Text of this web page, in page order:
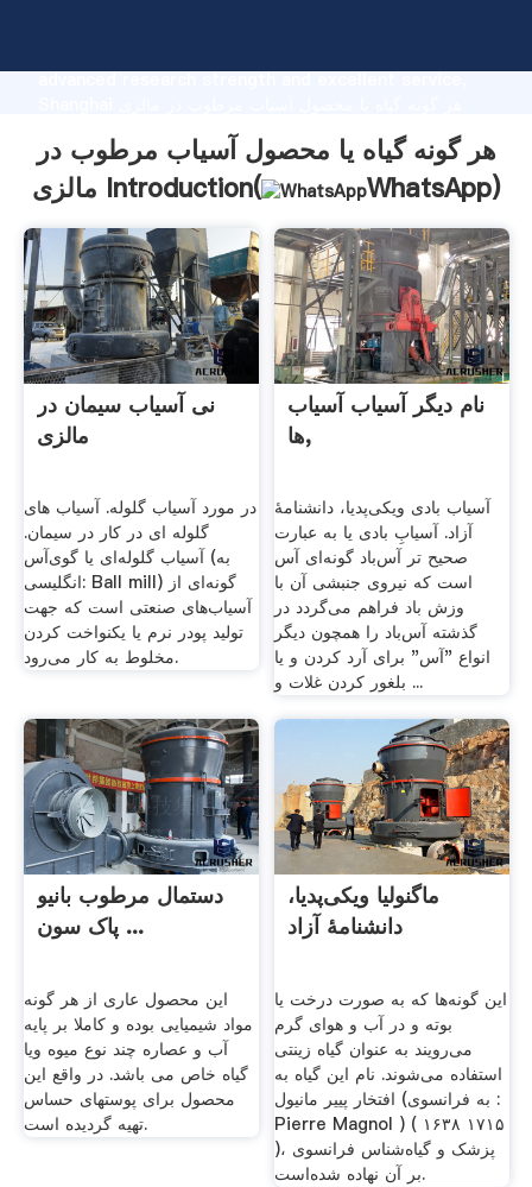
advanced research strength and excellent service,
supplier create the value and bring values to all of
customers.
هر گونه گیاه یا محصول آسیاب مرطوب در
مالزی Introduction(
WhatsApp)
نی آسیاب سیمان در
مالزی
در مورد آسیاب گلوله. آسیاب های
گلوله ای در کار در سیمان.
آسیاب گلوله‌ای یا گوی‌آس (به
انگلیسی: Ball mill) گونه‌ای از
آسیاب‌های صنعتی است که جهت
تولید پودر نرم یا یکنواخت کردن
مخلوط به کار می‌رود.
نام دیگر آسیاب آسیاب
ها,
آسیاب بادی ویکی‌پدیا، دانشنامهٔ
آزاد. آسیابِ بادی یا به عبارت
صحیح تر آس‌باد گونه‌ای آس
است که نیروی جنبشی آن با
وزش باد فراهم می‌گردد در
گذشته آس‌باد را همچون دیگر
انواع "آس" برای آرد کردن و یا
بلغور کردن غلات و ...
دستمال مرطوب بانیو
پاک سون ...
این محصول عاری از هر گونه
مواد شیمیایی بوده و کاملا بر پایه
آب و عصاره چند نوع میوه ویا
گیاه خاص می باشد. در واقع این
محصول برای پوستهای حساس
تهیه گردیده است.
ماگنولیا ویکی‌پدیا،
دانشنامهٔ آزاد
این گونه‌ها که به صورت درخت یا
بوته و در آب و هوای گرم
می‌رویند به عنوان گیاه زینتی
استفاده می‌شوند. نام این گیاه به
افتخار پییر مانیول (به فرانسوی :
Pierre Magnol ) ( ۱۶۳۸ ۱۷۱۵
)، پزشک و گیاه‌شناس فرانسوی
بر آن نهاده شده‌است.